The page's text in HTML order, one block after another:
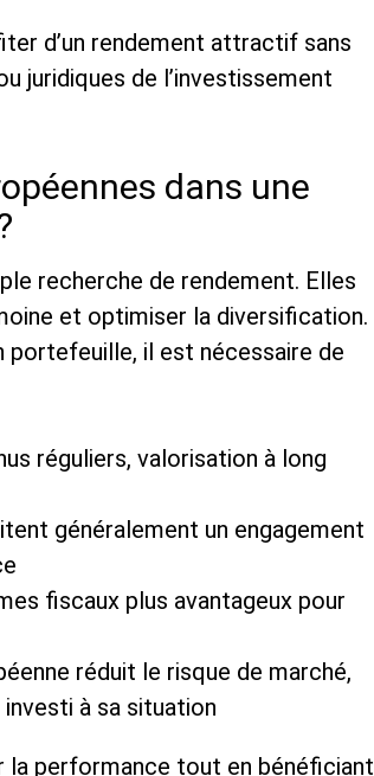
d’un rendement attractif sans
juridiques de l’investissement
dans une
recherche de rendement. Elles
et optimiser la diversification.
il est nécessaire de
réguliers, valorisation à long
généralement un engagement
fiscaux plus avantageux pour
réduit le risque de marché,
à sa situation
la performance tout en bénéficiant